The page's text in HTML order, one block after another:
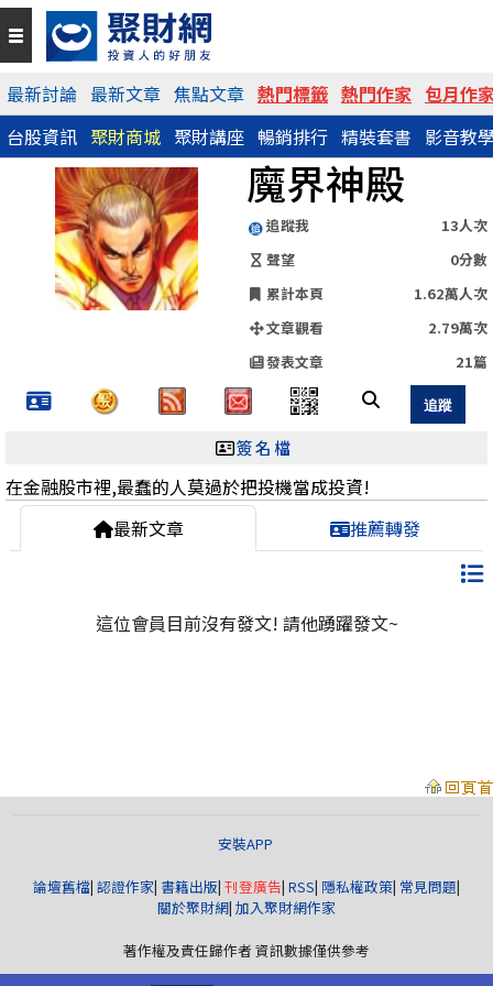
最新討論 最新文章 焦點文章 熱門標籤 熱門作家 包月作
台股資訊 聚財商城 聚財講座 暢銷排行 精裝套書 影音教
魔界神殿
追蹤我
13人次
聲望
0分數
累計本頁
1.62萬人次
文章觀看
2.79萬次
發表文章
21篇
QR Code
https://www.wearn.com/blog.asp?id=80426
分享網址
簽名檔
在金融股市裡,最蠢的人莫過於把投機當成投資!
最新文章
推薦轉發
這位會員目前沒有發文! 請他踴躍發文~
安裝APP
論壇舊檔| 認證作家| 書籍出版| 刊登廣告| RSS| 隱私權政策| 常見問題|
關於聚財網| 加入聚財網作家
著作權及責任歸作者 資訊數據僅供參考